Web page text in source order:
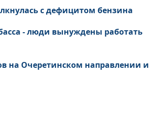
с дефицитом бензина
- люди вынуждены работать
на Очеретинском направлении и